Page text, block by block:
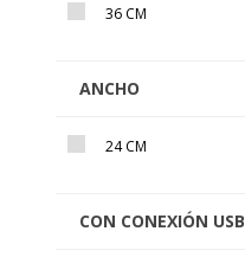
36 CM
ANCHO
24 CM
CON CONEXIÓN USB